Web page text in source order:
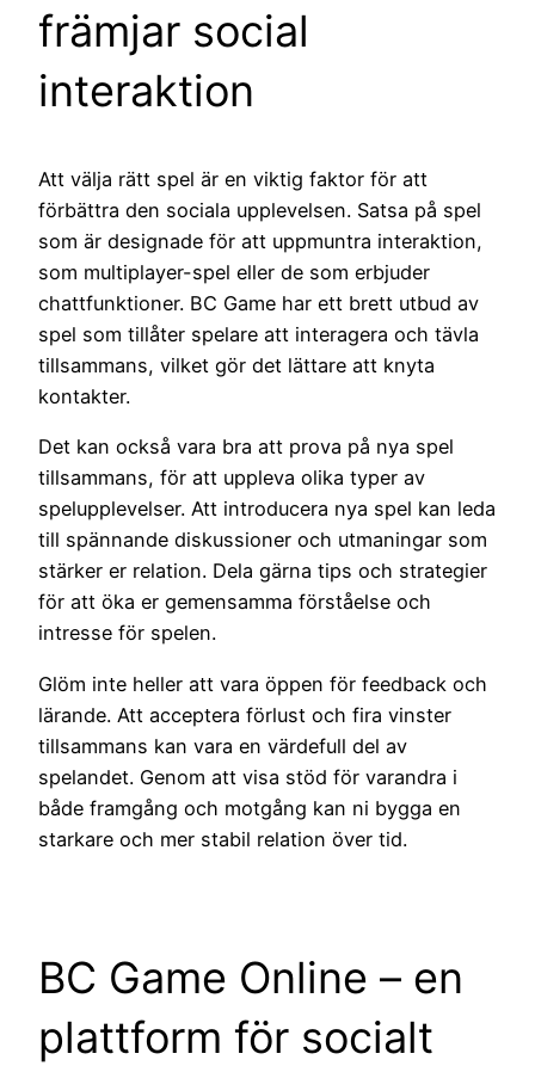
främjar social
interaktion
Att välja rätt spel är en viktig faktor för att
förbättra den sociala upplevelsen. Satsa på spel
som är designade för att uppmuntra interaktion,
som multiplayer-spel eller de som erbjuder
chattfunktioner. BC Game har ett brett utbud av
spel som tillåter spelare att interagera och tävla
tillsammans, vilket gör det lättare att knyta
kontakter.
Det kan också vara bra att prova på nya spel
tillsammans, för att uppleva olika typer av
spelupplevelser. Att introducera nya spel kan leda
till spännande diskussioner och utmaningar som
stärker er relation. Dela gärna tips och strategier
för att öka er gemensamma förståelse och
intresse för spelen.
Glöm inte heller att vara öppen för feedback och
lärande. Att acceptera förlust och fira vinster
tillsammans kan vara en värdefull del av
spelandet. Genom att visa stöd för varandra i
både framgång och motgång kan ni bygga en
starkare och mer stabil relation över tid.
BC Game Online – en
plattform för socialt